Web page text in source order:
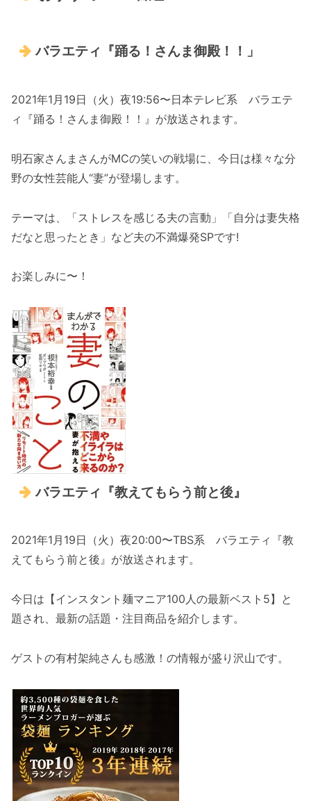
バラエティ『踊る！さんま御殿！！」
2021年1月19日（火）夜19:56〜日本テレビ系 バラエテ
ィ『踊る！さんま御殿！！』が放送されます。
明石家さんまさんがMCの笑いの戦場に、今日は様々な分
野の女性芸能人“妻”が登場します。
テーマは、「ストレスを感じる夫の言動」「自分は妻失格
だなと思ったとき」など夫の不満爆発SPです!
お楽しみに〜！
バラエティ『教えてもらう前と後』
2021年1月19日（火）夜20:00〜TBS系 バラエティ『教
えてもらう前と後』が放送されます。
今日は【インスタント麺マニア100人の最新ベスト5】と
題され、最新の話題・注目商品を紹介します。
ゲストの有村架純さんも感激！の情報が盛り沢山です。